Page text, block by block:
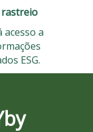
rastreio
acesso a
ESG.